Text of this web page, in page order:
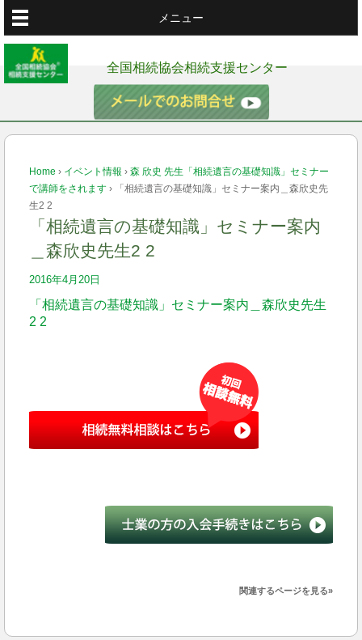
メニュー
全国相続協会相続支援センター
Home › イベント情報 › 森 欣史 先生「相続遺言の基礎知識」セミナー
で講師をされます ›
「相続遺言の基礎知識」セミナー案内＿森欣史先
生2 2
「相続遺言の基礎知識」セミナー案内
＿森欣史先生2 2
2016年4月20日
「相続遺言の基礎知識」セミナー案内＿森欣史先生
2 2
関連するページを見る»